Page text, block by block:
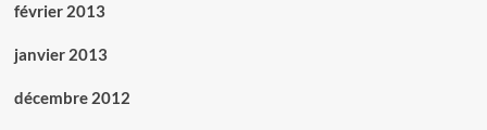
février 2013
janvier 2013
décembre 2012